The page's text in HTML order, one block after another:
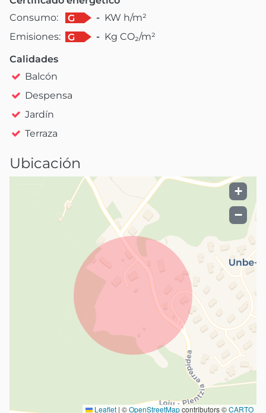
Consumo:
G - KW h/m²
Emisiones:
G - Kg CO₂/m²
Calidades
Balcón
Despensa
Jardín
Terraza
Ubicación
+
−
Leaflet | ©OpenStreetMapcontributors ©CARTO